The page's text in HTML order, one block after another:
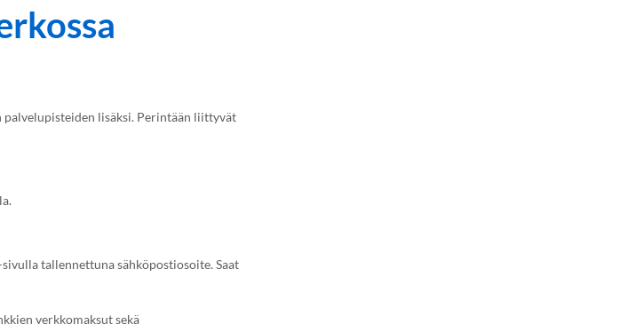
palvelupisteiden lisäksi. Perintään liittyvät
tallennettuna sähköpostiosoite. Saat
verkkomaksut sekä